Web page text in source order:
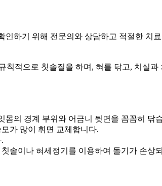
인하기 위해 전문의와 상담하고 적절한 치
적으로 칫솔질을 하며, 혀를 닦고, 치실
몸의 경계 부위와 어금니 뒷면을 꼼꼼히 닦
가 많이 휘면 교체합니다.
솔이나 혀세정기를 이용하여 돌기가 손상